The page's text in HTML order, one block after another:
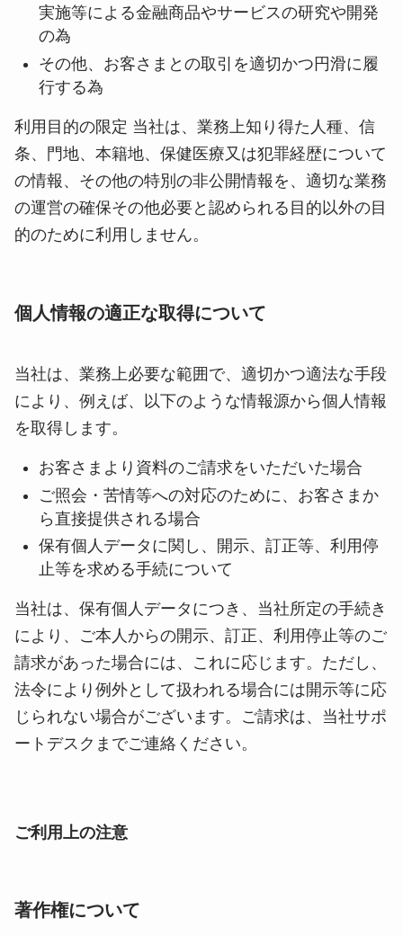
実施等による金融商品やサービスの研究や開発
の為
その他、お客さまとの取引を適切かつ円滑に履
行する為
利用目的の限定 当社は、業務上知り得た人種、信
条、門地、本籍地、保健医療又は犯罪経歴について
の情報、その他の特別の非公開情報を、適切な業務
の運営の確保その他必要と認められる目的以外の目
的のために利用しません。
個人情報の適正な取得について
当社は、業務上必要な範囲で、適切かつ適法な手段
により、例えば、以下のような情報源から個人情報
を取得します。
お客さまより資料のご請求をいただいた場合
ご照会・苦情等への対応のために、お客さまか
ら直接提供される場合
保有個人データに関し、開示、訂正等、利用停
止等を求める手続について
当社は、保有個人データにつき、当社所定の手続き
により、ご本人からの開示、訂正、利用停止等のご
請求があった場合には、これに応じます。ただし、
法令により例外として扱われる場合には開示等に応
じられない場合がございます。ご請求は、当社サポ
ートデスクまでご連絡ください。
ご利用上の注意
著作権について